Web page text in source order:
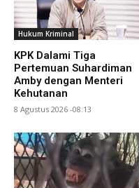
Hukum Kriminal
KPK Dalami Tiga
Pertemuan Suhardiman
Amby dengan Menteri
Kehutanan
8 Agustus 2026 -08:13